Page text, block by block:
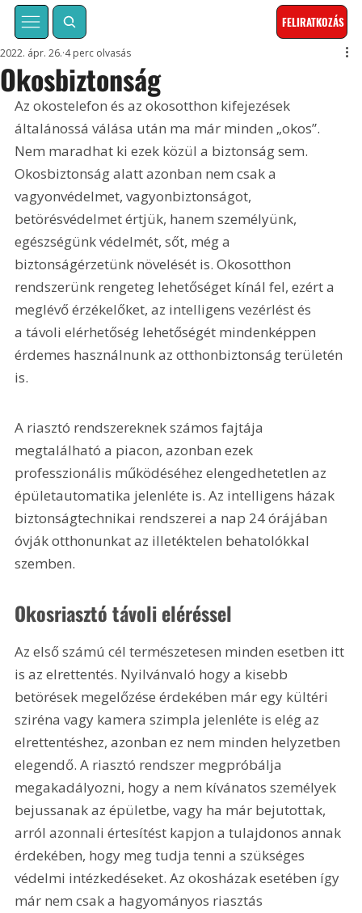
FELIRATKOZÁS
Okosbiztonság
2022. ápr. 26. 4 perc olvasás
Az okostelefon és az okosotthon kifejezések
általánossá válása után ma már minden „okos”.
Nem maradhat ki ezek közül a biztonság sem.
Okosbiztonság alatt azonban nem csak a
vagyonvédelmet, vagyonbiztonságot,
betörésvédelmet értjük, hanem személyünk,
egészségünk védelmét, sőt, még a
biztonságérzetünk növelését is. Okosotthon
rendszerünk rengeteg lehetőséget kínál fel, ezért a
meglévő érzékelőket, az intelligens vezérlést és
a távoli elérhetőség lehetőségét mindenképpen
érdemes használnunk az otthonbiztonság területén
is.
A riasztó rendszereknek számos fajtája
megtalálható a piacon, azonban ezek
professzionális működéséhez elengedhetetlen az
épületautomatika jelenléte is. Az intelligens házak
biztonságtechnikai rendszerei a nap 24 órájában
óvják otthonunkat az illetéktelen behatolókkal
szemben.
Okosriasztó távoli eléréssel
Az első számú cél természetesen minden esetben itt
is az elrettentés. Nyilvánvaló hogy a kisebb
betörések megelőzése érdekében már egy kültéri
sziréna vagy kamera szimpla jelenléte is elég az
elrettentéshez, azonban ez nem minden helyzetben
elegendő. A riasztó rendszer megpróbálja
megakadályozni, hogy a nem kívánatos személyek
bejussanak az épületbe, vagy ha már bejutottak,
arról azonnali értesítést kapjon a tulajdonos annak
érdekében, hogy meg tudja tenni a szükséges
védelmi intézkedéseket. Az okosházak esetében így
már nem csak a hagyományos riasztás